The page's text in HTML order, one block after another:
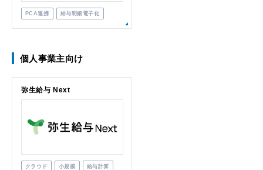
PCA連携 給与明細電子化
個人事業主向け
弥生給与 Next
クラウド 小規模 給与計算